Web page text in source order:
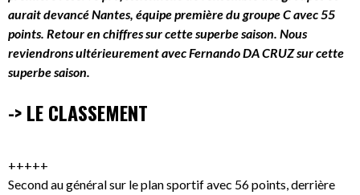
aurait devancé Nantes, équipe première du groupe C avec 55
points. Retour en chiffres sur cette superbe saison. Nous
reviendrons ultérieurement avec Fernando DA CRUZ sur cette
superbe saison.
-> LE CLASSEMENT
+++++
Second au général sur le plan sportif avec 56 points, derrière